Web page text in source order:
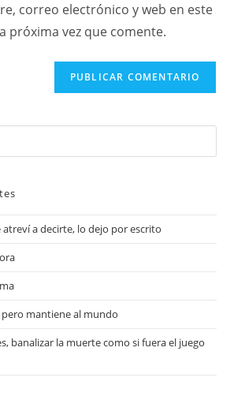
correo electrónico y web en este
próxima vez que comente.
atreví a decirte, lo dejo por escrito
pero mantiene al mundo
banalizar la muerte como si fuera el juego